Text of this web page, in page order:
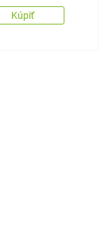
Kúpiť